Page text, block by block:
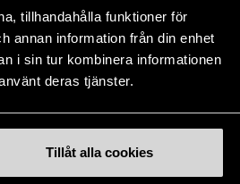
tillhandahålla funktioner för
annan information från din enhet
i sin tur kombinera informationen
deras tjänster.
Tillåt alla cookies